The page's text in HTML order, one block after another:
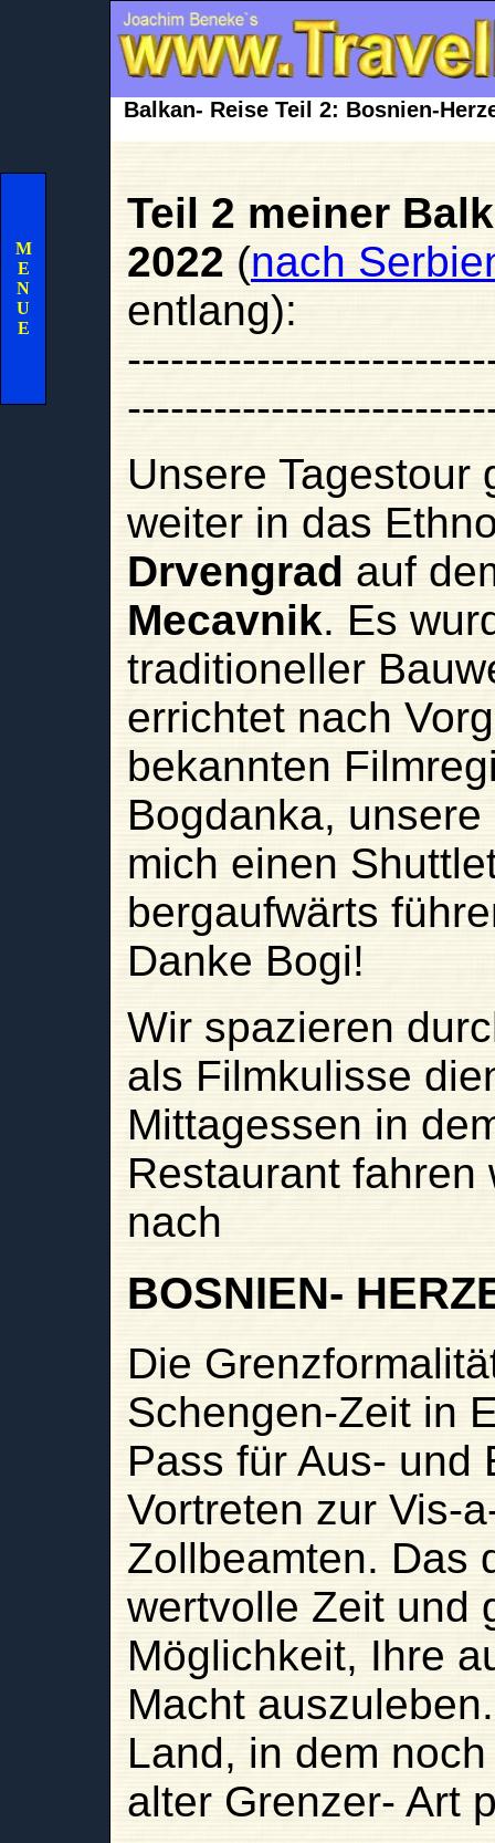
Balkan- Reise Teil 2: Bosnien-
M
E
N
U
E
Teil 2 meiner
2022 (nach
entlang):
Unsere Tagestour
weiter in das
Drvengrad auf
Mecavnik. Es
traditioneller
errichtet nach
bekannten
Bogdanka,
mich einen
bergaufwärts
Danke Bogi!
Wir spazieren
als Filmkulisse
Mittagessen in
Restaurant fahren
nach
BOSNIEN-
Die
Schengen-Zeit in
Pass für Aus- und
Vortreten zur Vis-
Zollbeamten. Das
wertvolle Zeit und
Möglichkeit, Ihre
Macht
Land, in dem
alter Grenzer- Art